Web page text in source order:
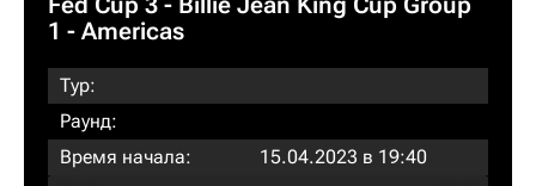
1 - Americas
Тур:
Раунд:
Время начала:
15.04.2023 в 19:40